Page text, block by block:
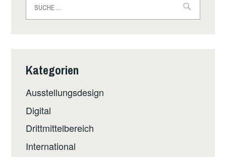
nach:
Kategorien
Ausstellungsdesign
Digital
Drittmittelbereich
International